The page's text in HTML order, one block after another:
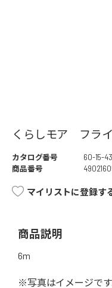
くらしモア フラ
カタログ番号
60-15-
商品番号
マイリストに登録す
商品説明
6m
※写真はイメージで